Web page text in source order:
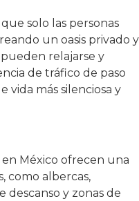
solo las personas
un oasis privado y
relajarse y
de tráfico de paso
vida más silenciosa y
México ofrecen una
como albercas,
descanso y zonas de